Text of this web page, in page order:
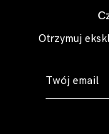
Otrzymuj